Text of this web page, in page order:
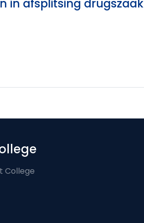
in afsplitsing drugszaak
College